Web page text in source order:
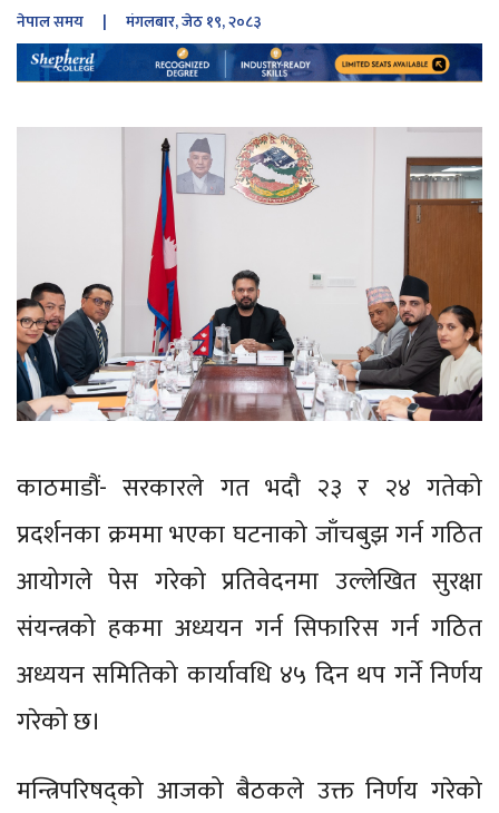
नेपाल समय | मंगलबार, जेठ १९, २०८३
काठमाडौं- सरकारले गत भदौ २३ र २४ गतेको
प्रदर्शनका क्रममा भएका घटनाको जाँचबुझ गर्न गठित
आयोगले पेस गरेको प्रतिवेदनमा उल्लेखित सुरक्षा
संयन्त्रको हकमा अध्ययन गर्न सिफारिस गर्न गठित
अध्ययन समितिको कार्यावधि ४५ दिन थप गर्ने निर्णय
गरेको छ।
मन्त्रिपरिषद्को आजको बैठकले उक्त निर्णय गरेको